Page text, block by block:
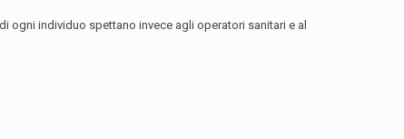
ogni individuo spettano invece agli operatori sanitari e al